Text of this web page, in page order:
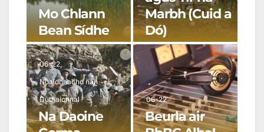
Mo Chlann
Bean Sídhe
Marbh (Cuid a
Dó)
06-22,
Nuaidheachd nan
Dùthaichnal
Na Daoine
06-22
Beurla air